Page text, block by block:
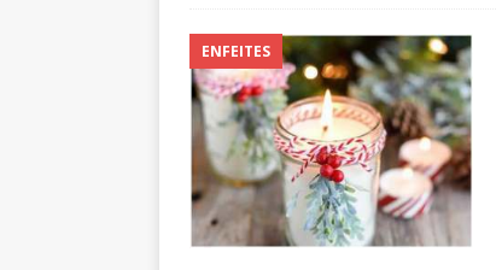
ENFEITES